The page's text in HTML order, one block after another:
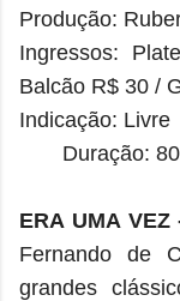
Produção:
Ingressos:
Balcão R$ 30 /
Indicação: Livre
Duração:
ERA UMA VEZ
Fernando de
grandes